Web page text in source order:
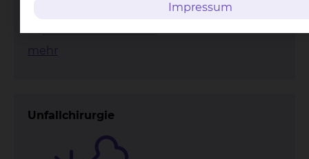
mehr
Unfallchirurgie
Impressum